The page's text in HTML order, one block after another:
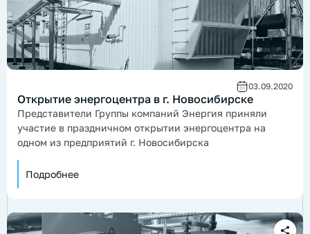
03.09.2020
Открытие энергоцентра в г. Новосибирске
Представители Группы компаний Энергия приняли
участие в праздничном открытии энергоцентра на
одном из предприятий г. Новосибирска
Подробнее